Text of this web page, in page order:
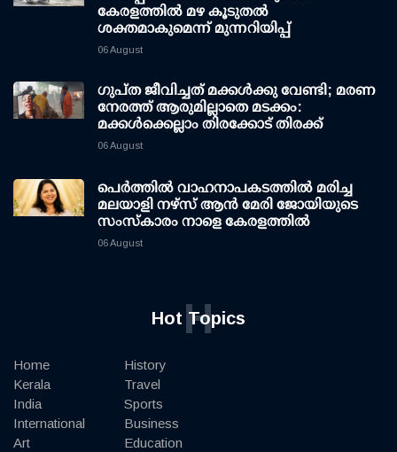
കേരളത്തില്‍ മഴ കൂടുതല്‍
ശക്തമാകുമെന്ന് മുന്നറിയിപ്പ്
06 August
ഗുപ്ത ജീവിച്ചത് മക്കള്‍ക്കു വേണ്ടി; മരണ
നേരത്ത് ആരുമില്ലാതെ മടക്കം:
മക്കള്‍ക്കെല്ലാം തിരക്കോട് തിരക്ക്
06 August
പെർത്തിൽ വാഹനാപകടത്തിൽ മരിച്ച
മലയാളി നഴ്സ് ആൻ മേരി ജോയിയുടെ
സംസ്കാരം നാളെ കേരളത്തിൽ
06 August
Hot Topics
H
Home
Kerala
India
International
Art
History
Travel
Sports
Business
Education